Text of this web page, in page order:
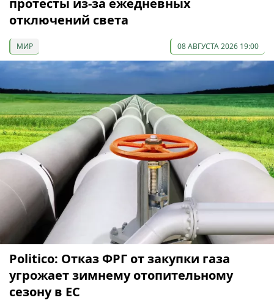
отключений света
МИР 08 АВГУСТА 2026 19:00
Politico: Отказ ФРГ от закупки газа
угрожает зимнему отопительному
сезону в ЕС